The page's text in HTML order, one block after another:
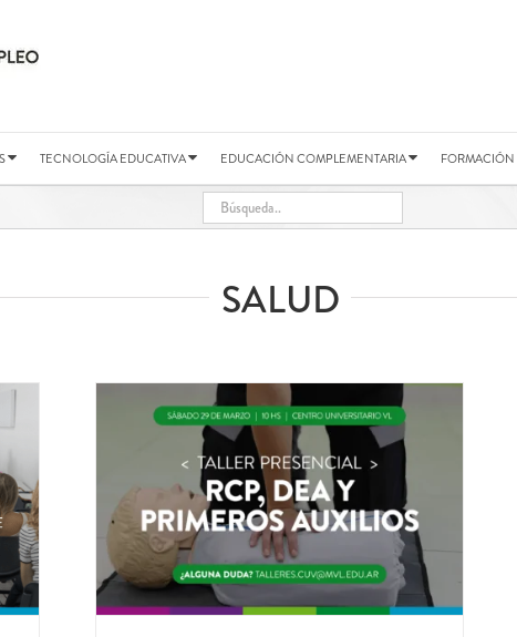
TECNOLOGÍA EDUCATIVA EDUCACIÓN COMPLEMENTARIA
SALUD
#Inscripción20245
ENFERMERÍA
UNIVERSITARIA
Centro Universitario de Vicente López Novedades